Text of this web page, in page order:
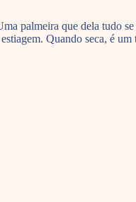
palmeira que dela
Quando seca, é